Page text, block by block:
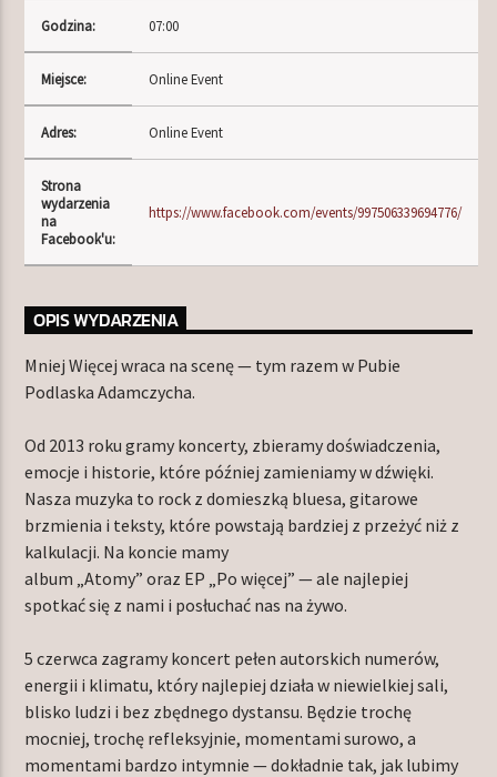
TERAZ W RAMÓWCE
LIGHT ORBIT
06:00 12:00
NASTĘPNIE W RAMÓWCE
EXTRA ORBIT
12:00 14:00
Godzina: 07:00
Miejsce: Online Event
Adres: Online Event
Strona
wydarzenia
na
Facebook'u:
https://www.facebook.com/events/997506339694776/
OPIS WYDARZENIA
Mniej Więcej wraca na scenę — tym razem w Pubie
Podlaska Adamczycha.
Od 2013 roku gramy koncerty, zbieramy doświadczenia,
emocje i historie, które później zamieniamy w dźwięki.
Nasza muzyka to rock z domieszką bluesa, gitarowe
brzmienia i teksty, które powstają bardziej z przeżyć niż z
kalkulacji. Na koncie mamy
album „Atomy” oraz EP „Po więcej” — ale najlepiej
spotkać się z nami i posłuchać nas na żywo.
5 czerwca zagramy koncert pełen autorskich numerów,
energii i klimatu, który najlepiej działa w niewielkiej sali,
blisko ludzi i bez zbędnego dystansu. Będzie trochę
mocniej, trochę refleksyjnie, momentami surowo, a
momentami bardzo intymnie — dokładnie tak, jak lubimy